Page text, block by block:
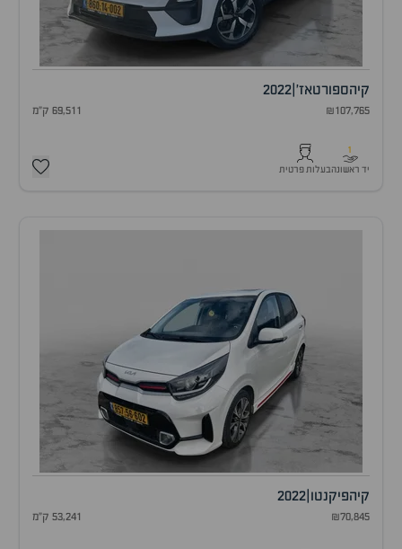
קיהספורטאז' 2022
₪107,765 69,511 ק"מ
1
יד ראשונהבעלות פרטית
קיהפיקנטו 2022
₪70,845 53,241 ק"מ